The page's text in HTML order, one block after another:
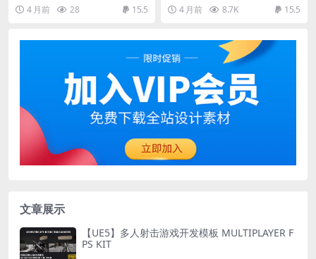
4 月前 28 15.5 4 月前 8.7K 15.5
文章展示
【UE5】多人射击游戏开发模板 MULTIPLAYER F
PS KIT